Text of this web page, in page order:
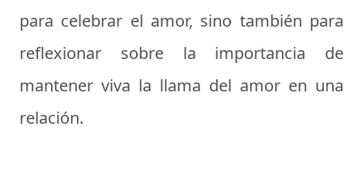
para celebrar el amor, sino también para
reflexionar sobre la importancia de
mantener viva la llama del amor en una
relación.